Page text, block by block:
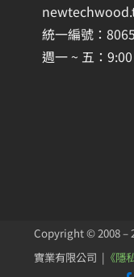
統一編號：
週一 ~ 五：
Copyright © 2008 –
實業有限公司 | 《隱